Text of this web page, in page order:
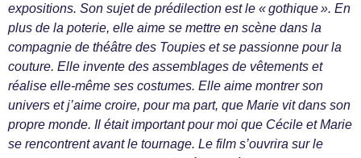
expositions. Son sujet de prédilection est le « gothique ». En
plus de la poterie, elle aime se mettre en scène dans la
compagnie de théâtre des Toupies et se passionne pour la
couture. Elle invente des assemblages de vêtements et
réalise elle-même ses costumes. Elle aime montrer son
univers et j’aime croire, pour ma part, que Marie vit dans son
propre monde. Il était important pour moi que Cécile et Marie
se rencontrent avant le tournage. Le film s’ouvrira sur le